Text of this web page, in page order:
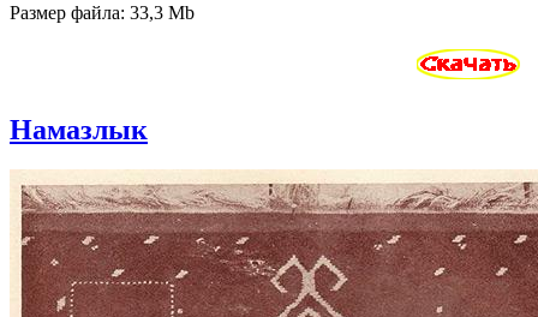
Размер файла: 33,3 Mb
Намазлык